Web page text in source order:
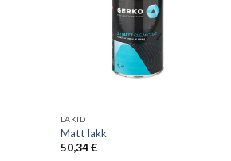
LAKID
Matt lakk
50,34€